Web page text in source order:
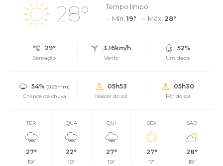
28°
Tempo limpo
Mín. 19° Máx. 28°
29°
Sensação
3.16km/h
Vento
52%
Umidade
54% (0.25mm)
Chance de chuva
05h53
Nascer do sol
05h30
Pôr do sol
TER
27°
19°
QUA
22°
19°
QUI
27°
19°
SEX
27°
17°
SÁB
28°
18°